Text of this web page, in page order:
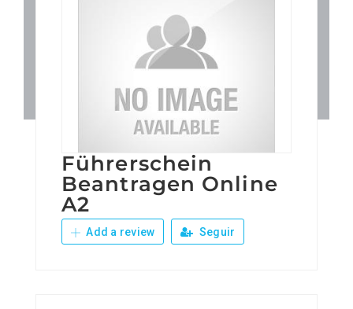
Junta Local Desarrollo
Adiestramientos
Eventos
Sobre Nosotros
Führerschein
Beantragen Online
A2
Add a review Seguir